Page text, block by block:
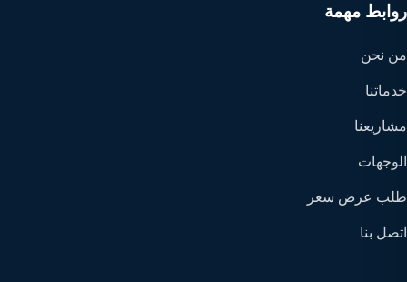
روابط مهمة
من نحن
خدماتنا
مشاريعنا
الوجهات
طلب عرض سعر
اتصل بنا